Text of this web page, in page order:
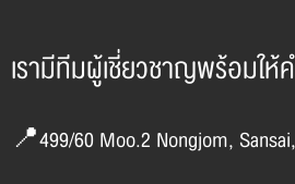
เรามีทีมผู้เชี่ยวชาญพร้อมใ
📍499/60 Moo.2 Nongjom,